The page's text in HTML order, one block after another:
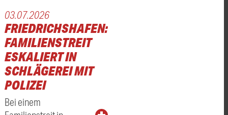
03.07.2026
FRIEDRICHSHAFEN:
FAMILIENSTREIT
ESKALIERT IN
SCHLÄGEREI MIT
POLIZEI
Bei einem